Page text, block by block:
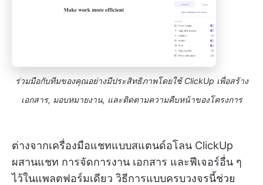
ร่วมมือกับทีมของคุณอย่างมีประสิทธิภาพโดยใช้ ClickUp เพื่อสร้าง
เอกสาร, มอบหมายงาน, และติดตามความคืบหน้าของโครงการ
ต่างจากเครื่องมือแชทแบบสแตนด์อโลน ClickUp
ผสานแชท การจัดการงาน เอกสาร และฟีเจอร์อื่น ๆ
ไว้ในแพลตฟอร์มเดียว วิธีการแบบครบวงจรนี้ช่วย